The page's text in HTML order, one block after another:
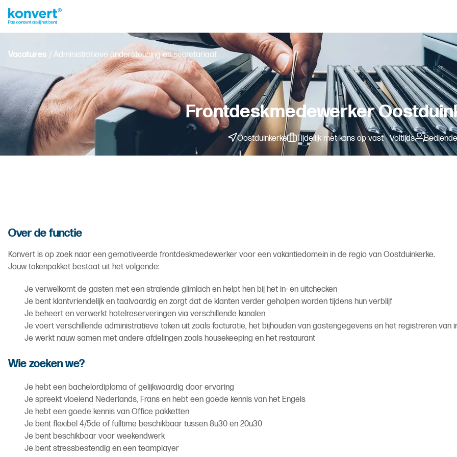
Vacatures / Administratieve ondersteuning en secretariaat
Frontdeskmedewerker
Oostduinkerke Tijdelijk met kans op vast - Voltijds Bediende
Over de functie
Konvert is op zoek naar een gemotiveerde frontdeskmedewerker voor een vakantiedomein in de regio van Oostduinkerke.
Jouw takenpakket bestaat uit het volgende:
Je verwelkomt de gasten met een stralende glimlach en helpt hen bij het in- en uitchecken
Je bent klantvriendelijk en taalvaardig en zorgt dat de klanten verder geholpen worden tijdens hun verblijf
Je beheert en verwerkt hotelreserveringen via verschillende kanalen
Je voert verschillende administratieve taken uit zoals facturatie, het bijhouden van gastengegevens en het registreren van
Je werkt nauw samen met andere afdelingen zoals housekeeping en het restaurant
Wie zoeken we?
Je hebt een bachelordiploma of gelijkwaardig door ervaring
Je spreekt vloeiend Nederlands, Frans en hebt een goede kennis van het Engels
Je hebt een goede kennis van Office pakketten
Je bent flexibel 4/5de of fulltime beschikbaar tussen 8u30 en 20u30
Je bent beschikbaar voor weekendwerk
Je bent stressbestendig en een teamplayer